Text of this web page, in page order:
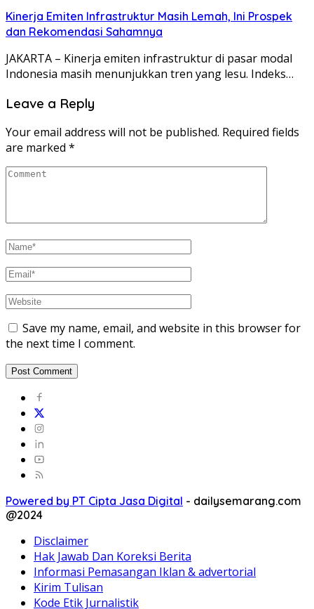
Kinerja Emiten Infrastruktur Masih Lemah, Ini Prospek
dan Rekomendasi Sahamnya
JAKARTA – Kinerja emiten infrastruktur di pasar modal
Indonesia masih menunjukkan tren yang lesu. Indeks…
Leave a Reply
Your email address will not be published. Required fields
are marked *
Save my name, email, and website in this browser for
the next time I comment.
Powered by PT Cipta Jasa Digital - dailysemarang.com
@2024
Disclaimer
Hak Jawab Dan Koreksi Berita
Informasi Pemasangan Iklan & advertorial
Kirim Tulisan
Kode Etik Jurnalistik